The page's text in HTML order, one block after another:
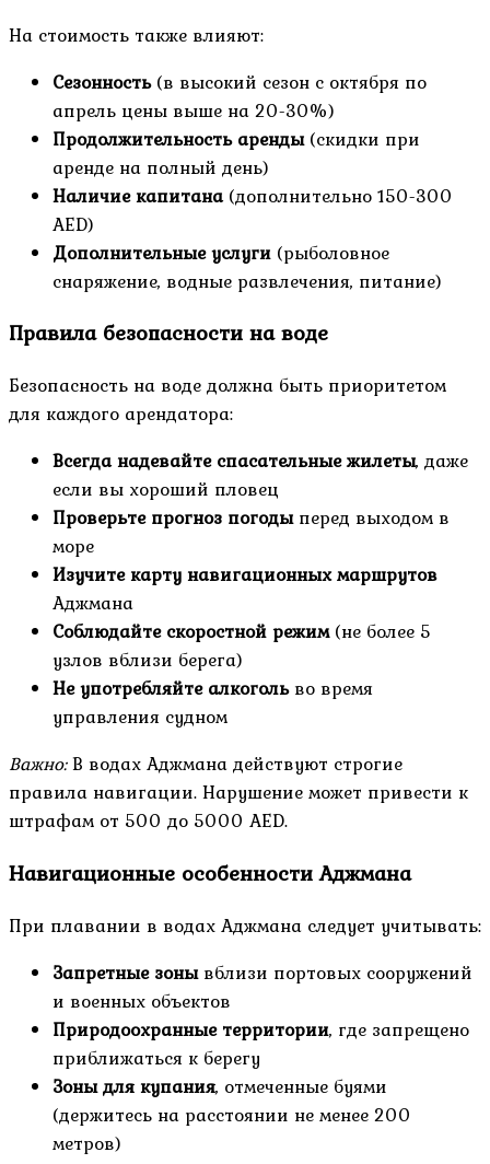
На стоимость также влияют:
Сезонность(в высокий сезон с октября по
апрель цены выше на 20-30%)
Продолжительность аренды(скидки при
аренде на полный день)
Наличие капитана(дополнительно 150-300
AED)
Дополнительные услуги (рыболовное
снаряжение, водные развлечения, питание)
Правила безопасности на воде
Безопасность на воде должна быть приоритетом
для каждого арендатора:
Всегда надевайте спасательные жилеты, даже
если вы хороший пловец
Проверьте прогноз погодыперед выходом в
море
Изучите карту навигационных маршрутов
Аджмана
Соблюдайте скоростной режим(не более 5
узлов вблизи берега)
Не употребляйте алкогольво время
управления судном
Важно:В водах Аджмана действуют строгие
правила навигации. Нарушение может привести к
штрафам от 500 до 5000 AED.
Навигационные особенности Аджмана
При плавании в водах Аджмана следует учитывать:
Запретные зонывблизи портовых сооружений
и военных объектов
Природоохранные территории, где запрещено
приближаться к берегу
Зоны для купания, отмеченные буями
(держитесь на расстоянии не менее 200
метров)